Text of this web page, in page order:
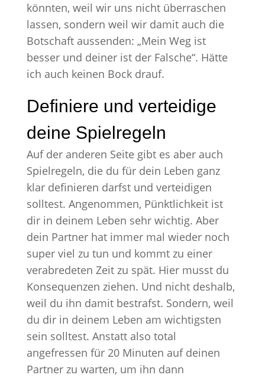
könnten, weil wir uns nicht überraschen
lassen, sondern weil wir damit auch die
Botschaft aussenden: „Mein Weg ist
besser und deiner ist der Falsche“. Hätte
ich auch keinen Bock drauf.
Definiere und verteidige
deine Spielregeln
Auf der anderen Seite gibt es aber auch
Spielregeln, die du für dein Leben ganz
klar definieren darfst und verteidigen
solltest. Angenommen, Pünktlichkeit ist
dir in deinem Leben sehr wichtig. Aber
dein Partner hat immer mal wieder noch
super viel zu tun und kommt zu einer
verabredeten Zeit zu spät. Hier musst du
Konsequenzen ziehen. Und nicht deshalb,
weil du ihn damit bestrafst. Sondern, weil
du dir in deinem Leben am wichtigsten
sein solltest. Anstatt also total
angefressen für 20 Minuten auf deinen
Partner zu warten, um ihn dann